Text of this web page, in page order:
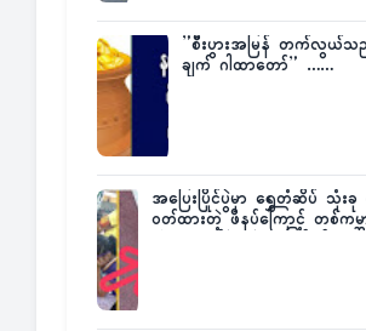
”စီးပွားအမြန် တက်လွယ်သည့်
ချက် ဂါထာတော်” ……
အပြေးပြိုင်ပွဲမှာ ရွှေတံဆိပ် သုံး
ဝတ်ထားတဲ့ ဖိနပ်ကြောင့် တစ်ကမ္